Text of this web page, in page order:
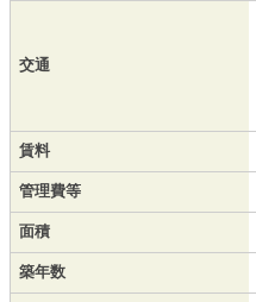
交通
賃料
管理費等
面積
築年数